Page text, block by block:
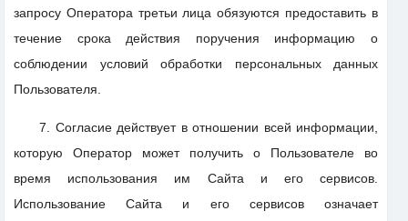
запросу Оператора третьи лица обязуются предоставить в
течение срока действия поручения информацию о
соблюдении условий обработки персональных данных
Пользователя.
7. Согласие действует в отношении всей информации,
которую Оператор может получить о Пользователе во
время использования им Сайта и его сервисов.
Использование Сайта и его сервисов означает